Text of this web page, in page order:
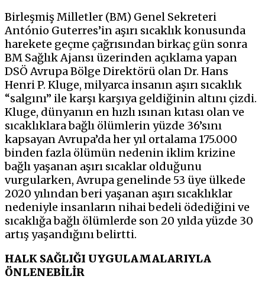
Birleşmiş Milletler (BM) Genel Sekreteri
António Guterres’in aşırı sıcaklık konusunda
harekete geçme çağrısından birkaç gün sonra
BM Sağlık Ajansı üzerinden açıklama yapan
DSÖ Avrupa Bölge Direktörü olan Dr. Hans
Henri P. Kluge, milyarca insanın aşırı sıcaklık
“salgını” ile karşı karşıya geldiğinin altını çizdi.
Kluge, dünyanın en hızlı ısınan kıtası olan ve
sıcaklıklara bağlı ölümlerin yüzde 36’sını
kapsayan Avrupa’da her yıl ortalama 175.000
binden fazla ölümün nedenin iklim krizine
bağlı yaşanan aşırı sıcaklar olduğunu
vurgularken, Avrupa genelinde 53 üye ülkede
2020 yılından beri yaşanan aşırı sıcaklıklar
nedeniyle insanların nihai bedeli ödediğini ve
sıcaklığa bağlı ölümlerde son 20 yılda yüzde 30
artış yaşandığını belirtti.
HALK SAĞLIĞI UYGULAMALARIYLA
ÖNLENEBİLİR